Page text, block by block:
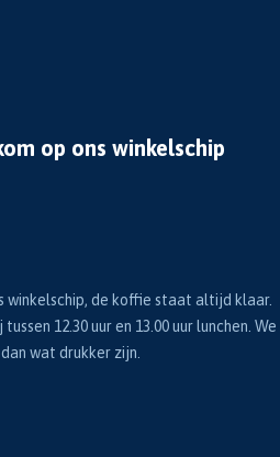
op ons winkelschip
winkelschip, de koffie staat altijd klaar.
12.30 uur en 13.00 uur lunchen. We
wat drukker zijn.